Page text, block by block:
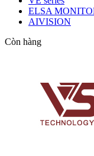
ELSA
AIVISION
Còn hàng